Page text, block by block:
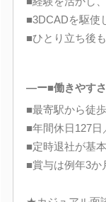
■3DCADを駆使
■ひとり立ち後
―ー■働きやす
■最寄駅から徒
■年間休日127日
■定時退社が基本
■賞与は例年3か